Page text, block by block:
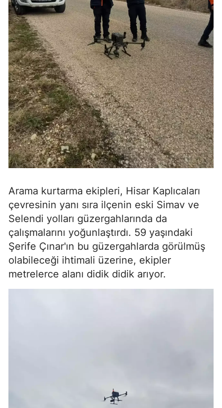
Arama kurtarma ekipleri, Hisar Kaplıcaları
çevresinin yanı sıra ilçenin eski Simav ve
Selendi yolları güzergahlarında da
çalışmalarını yoğunlaştırdı. 59 yaşındaki
Şerife Çınar'ın bu güzergahlarda görülmüş
olabileceği ihtimali üzerine, ekipler
metrelerce alanı didik didik arıyor.